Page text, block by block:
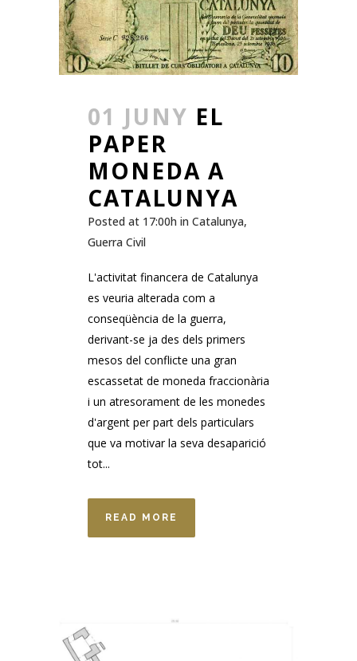
01 JUNY EL
PAPER
MONEDA A
CATALUNYA
Posted at 17:00h in Catalunya,
Guerra Civil
L'activitat financera de Catalunya
es veuria alterada com a
conseqüència de la guerra,
derivant-se ja des dels primers
mesos del conflicte una gran
escassetat de moneda fraccionària
i un atresorament de les monedes
d'argent per part dels particulars
que va motivar la seva desaparició
tot...
READ MORE